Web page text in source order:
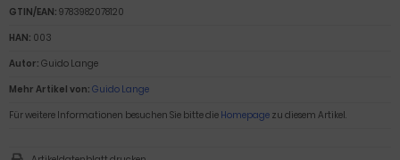
GTIN/EAN: 9783982078120
HAN: 003
Autor: Guido Lange
Mehr Artikel von: Guido Lange
Für weitere Informationen besuchen Sie bitte die Homepage zu diesem Artikel.